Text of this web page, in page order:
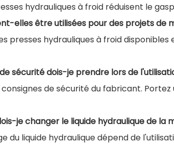
hydrauliques à froid réduisent le
elles être utilisées pour des projets de
presses hydrauliques à froid
sécurité dois-je prendre lors de
consignes de sécurité du fabricant.
je changer le liquide hydraulique de la
du liquide hydraulique dépend de